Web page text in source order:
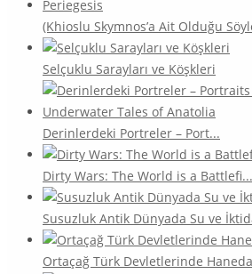
(Khioslu Skymnos’a Ait Olduğu
Selçuklu Sarayları ve Köşkleri
Derinlerdeki Portreler – Port...
Dirty Wars: The World is a Battlefi...
Susuzluk Antik Dünyada Su ve
Ortaçağ Türk Devletlerinde